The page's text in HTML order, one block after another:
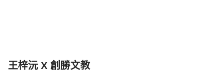
本能學到的,
王梓沅 X 創勝文教